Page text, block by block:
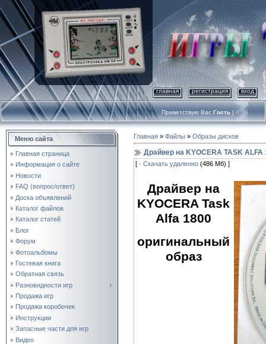
главная регистрация вход
Приветствую Вас Гость | RSS
Меню сайта
Главная страница
Информация о сайте
Новости
FAQ (вопрос/ответ)
Доска объявлений
Каталог файлов
Каталог статей
Блог
Форум
Фотоальбомы
Гостевая книга
Обратная связь
Разновидности игр
Продажа игр
Продажа коробочек
Инструкции
Запасные части для игр
Видео
Главная » Файлы » Образы дисков
Драйвер на KYOCERA TASK ALFA
[ · Скачать удаленно (486 Мб) ]
Драйвер на
KYOCERA Task
Alfa 1800
оригинальный
образ